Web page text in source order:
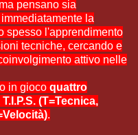
pensano sia
la
spesso l'apprendimento
tecniche, cercando e
attivo nelle
in gioco quattro
T.I.P.S. (T=Tecnica,
.